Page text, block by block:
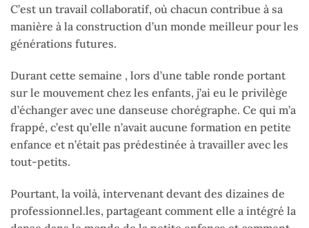
C’est un travail collaboratif, où chacun contribue à sa
manière à la construction d’un monde meilleur pour les
générations futures.
Durant cette semaine , lors d’une table ronde portant
sur le mouvement chez les enfants, j’ai eu le privilège
d’échanger avec une danseuse chorégraphe. Ce qui m’a
frappé, c’est qu’elle n’avait aucune formation en petite
enfance et n’était pas prédestinée à travailler avec les
tout-petits.
Pourtant, la voilà, intervenant devant des dizaines de
professionnel.les, partageant comment elle a intégré la